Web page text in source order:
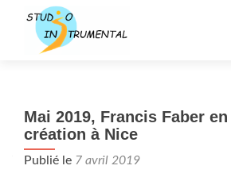
Mai 2019, Francis Faber
création à Nice
Publié le 7 avril 2019